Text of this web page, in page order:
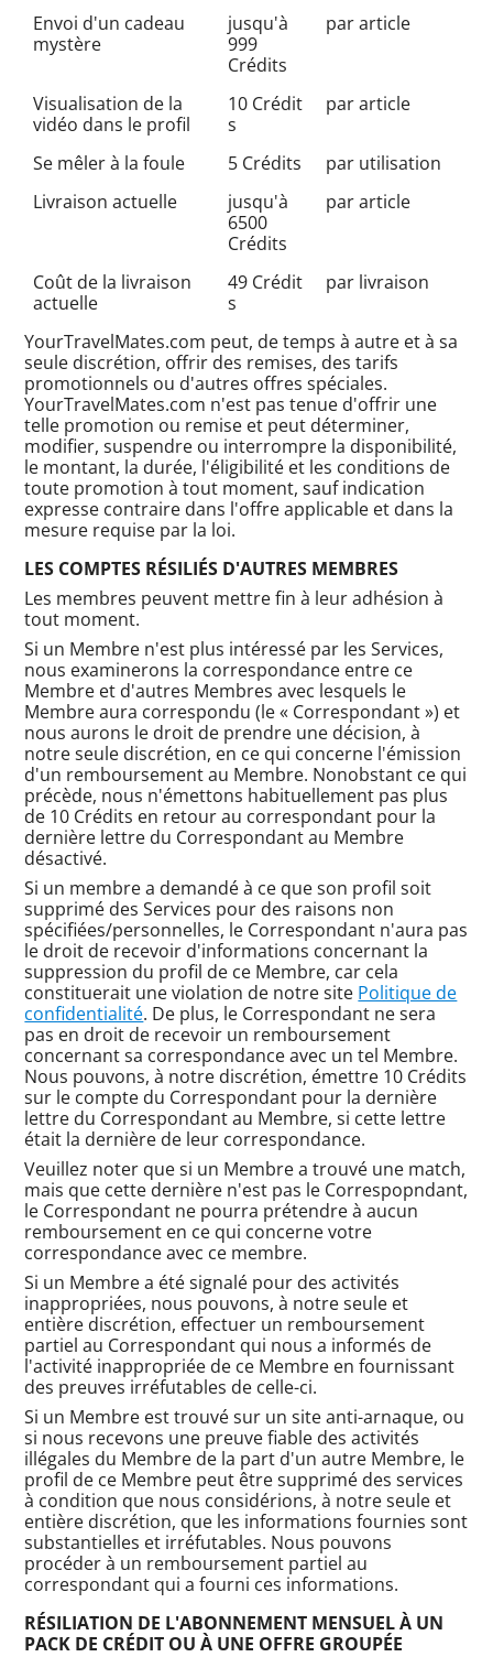
Envoi d'un cadeau
mystère
jusqu'à
999
Crédits
par article
Visualisation de la
vidéo dans le profil
10 Crédit
s
par article
Se mêler à la foule 5 Crédits
par utilisation
Livraison actuelle
jusqu'à
6500
Crédits
par article
Coût de la livraison
actuelle
49 Crédit
s
par livraison
YourTravelMates.com peut, de temps à autre et à sa
seule discrétion, offrir des remises, des tarifs
promotionnels ou d'autres offres spéciales.
YourTravelMates.com n'est pas tenue d'offrir une
telle promotion ou remise et peut déterminer,
modifier, suspendre ou interrompre la disponibilité,
le montant, la durée, l'éligibilité et les conditions de
toute promotion à tout moment, sauf indication
expresse contraire dans l'offre applicable et dans la
mesure requise par la loi.
LES COMPTES RÉSILIÉS D'AUTRES MEMBRES
Les membres peuvent mettre fin à leur adhésion à
tout moment.
Si un Membre n'est plus intéressé par les Services,
nous examinerons la correspondance entre ce
Membre et d'autres Membres avec lesquels le
Membre aura correspondu (le « Correspondant ») et
nous aurons le droit de prendre une décision, à
notre seule discrétion, en ce qui concerne l'émission
d'un remboursement au Membre. Nonobstant ce qui
précède, nous n'émettons habituellement pas plus
de 10 Crédits en retour au correspondant pour la
dernière lettre du Correspondant au Membre
désactivé.
Si un membre a demandé à ce que son profil soit
supprimé des Services pour des raisons non
spécifiées/personnelles, le Correspondant n'aura pas
le droit de recevoir d'informations concernant la
suppression du profil de ce Membre, car cela
constituerait une violation de notre site Politique de
confidentialité. De plus, le Correspondant ne sera
pas en droit de recevoir un remboursement
concernant sa correspondance avec un tel Membre.
Nous pouvons, à notre discrétion, émettre 10 Crédits
sur le compte du Correspondant pour la dernière
lettre du Correspondant au Membre, si cette lettre
était la dernière de leur correspondance.
Veuillez noter que si un Membre a trouvé une match,
mais que cette dernière n'est pas le Correspopndant,
le Correspondant ne pourra prétendre à aucun
remboursement en ce qui concerne votre
correspondance avec ce membre.
Si un Membre a été signalé pour des activités
inappropriées, nous pouvons, à notre seule et
entière discrétion, effectuer un remboursement
partiel au Correspondant qui nous a informés de
l'activité inappropriée de ce Membre en fournissant
des preuves irréfutables de celle-ci.
Si un Membre est trouvé sur un site anti-arnaque, ou
si nous recevons une preuve fiable des activités
illégales du Membre de la part d'un autre Membre, le
profil de ce Membre peut être supprimé des services
à condition que nous considérions, à notre seule et
entière discrétion, que les informations fournies sont
substantielles et irréfutables. Nous pouvons
procéder à un remboursement partiel au
correspondant qui a fourni ces informations.
RÉSILIATION DE L'ABONNEMENT MENSUEL À UN
PACK DE CRÉDIT OU À UNE OFFRE GROUPÉE